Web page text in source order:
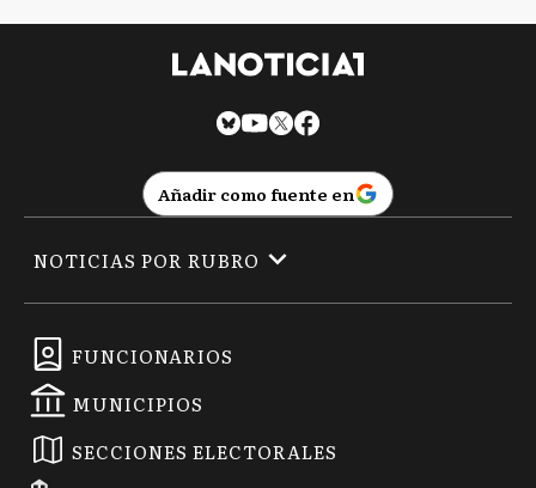
Añadir como fuente en
FUNCIONARIOS
MUNICIPIOS
SECCIONES ELECTORALES
NOTICIAS POR RUBRO